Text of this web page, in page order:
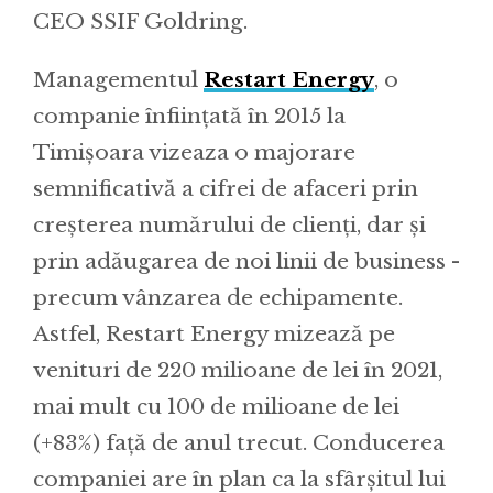
CEO SSIF Goldring.
Managementul Restart Energy, o
companie înființată în 2015 la
Timișoara vizeaza o majorare
semnificativă a cifrei de afaceri prin
creșterea numărului de clienți, dar și
prin adăugarea de noi linii de business -
precum vânzarea de echipamente.
Astfel, Restart Energy mizează pe
venituri de 220 milioane de lei în 2021,
mai mult cu 100 de milioane de lei
(+83%) față de anul trecut. Conducerea
companiei are în plan ca la sfârșitul lui